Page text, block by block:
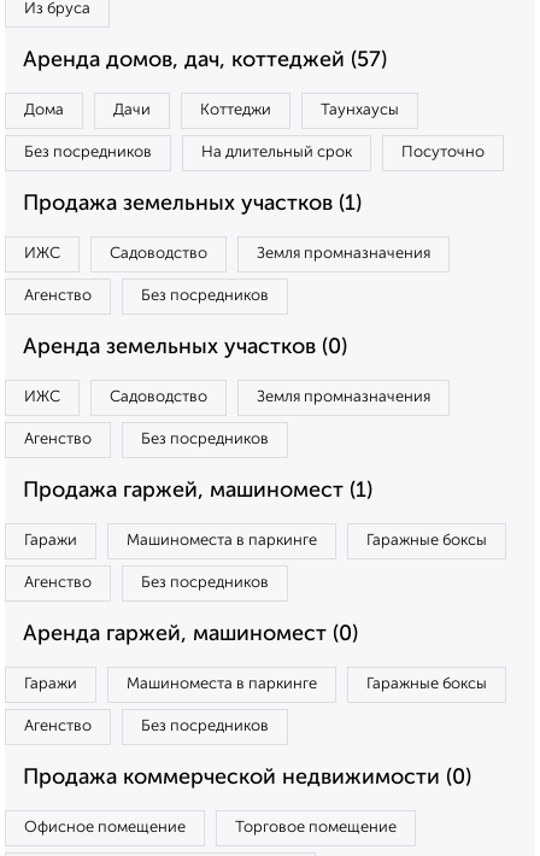
Из бруса
Аренда домов, дач, коттеджей (57)
Дома Дачи Коттеджи Таунхаусы
Без посредников На длительный срок Посуточно
Продажа земельных участков (1)
ИЖС Садоводство Земля промназначения
Агенство Без посредников
Аренда земельных участков (0)
ИЖС Садоводство Земля промназначения
Агенство Без посредников
Продажа гаржей, машиномест (1)
Гаражи Машиноместа в паркинге Гаражные боксы
Агенство Без посредников
Аренда гаржей, машиномест (0)
Гаражи Машиноместа в паркинге Гаражные боксы
Агенство Без посредников
Продажа коммерческой недвижимости (0)
Офисное помещение Торговое помещение